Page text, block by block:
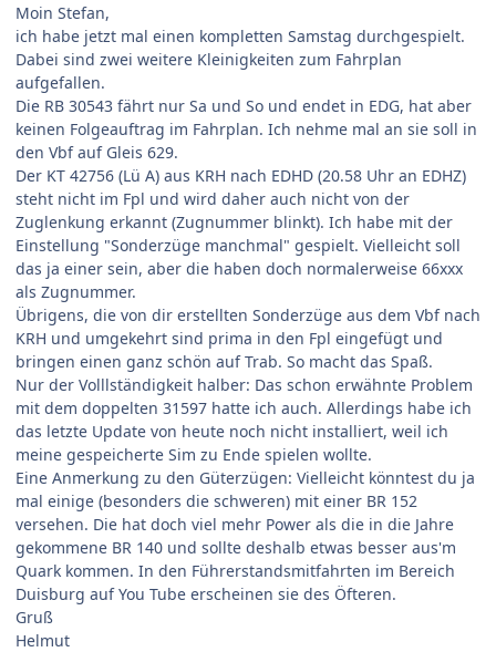
Moin Stefan,
ich habe jetzt mal einen kompletten Samstag durchgespielt.
Dabei sind zwei weitere Kleinigkeiten zum Fahrplan
aufgefallen.
Die RB 30543 fährt nur Sa und So und endet in EDG, hat aber
keinen Folgeauftrag im Fahrplan. Ich nehme mal an sie soll in
den Vbf auf Gleis 629.
Der KT 42756 (Lü A) aus KRH nach EDHD (20.58 Uhr an EDHZ)
steht nicht im Fpl und wird daher auch nicht von der
Zuglenkung erkannt (Zugnummer blinkt). Ich habe mit der
Einstellung "Sonderzüge manchmal" gespielt. Vielleicht soll
das ja einer sein, aber die haben doch normalerweise 66xxx
als Zugnummer.
Übrigens, die von dir erstellten Sonderzüge aus dem Vbf nach
KRH und umgekehrt sind prima in den Fpl eingefügt und
bringen einen ganz schön auf Trab. So macht das Spaß.
Nur der Volllständigkeit halber: Das schon erwähnte Problem
mit dem doppelten 31597 hatte ich auch. Allerdings habe ich
das letzte Update von heute noch nicht installiert, weil ich
meine gespeicherte Sim zu Ende spielen wollte.
Eine Anmerkung zu den Güterzügen: Vielleicht könntest du ja
mal einige (besonders die schweren) mit einer BR 152
versehen. Die hat doch viel mehr Power als die in die Jahre
gekommene BR 140 und sollte deshalb etwas besser aus'm
Quark kommen. In den Führerstandsmitfahrten im Bereich
Duisburg auf You Tube erscheinen sie des Öfteren.
Gruß
Helmut